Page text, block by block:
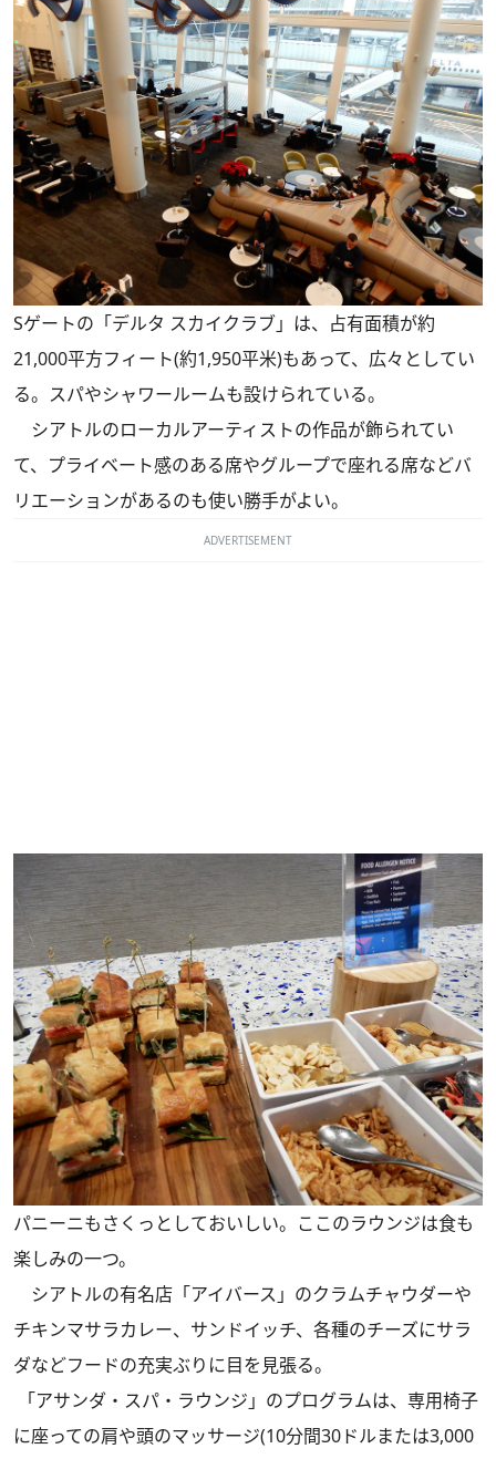
Sゲートの「デルタ スカイクラブ」は、占有面積が約
21,000平方フィート(約1,950平米)もあって、広々としてい
る。スパやシャワールームも設けられている。
シアトルのローカルアーティストの作品が飾られてい
て、プライベート感のある席やグループで座れる席などバ
リエーションがあるのも使い勝手がよい。
ADVERTISEMENT
パニーニもさくっとしておいしい。ここのラウンジは食も
楽しみの一つ。
シアトルの有名店「アイバース」のクラムチャウダーや
チキンマサラカレー、サンドイッチ、各種のチーズにサラ
ダなどフードの充実ぶりに目を見張る。
「アサンダ・スパ・ラウンジ」のプログラムは、専用椅子
に座っての肩や頭のマッサージ(10分間30ドルまたは3,000